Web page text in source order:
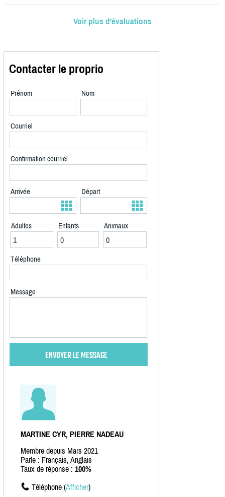
Voir plus d'évaluations
Contacter le proprio
Prénom Nom
Courriel
Confirmation courriel
Arrivée Départ
Adultes Enfants Animaux
Téléphone
Message
MARTINE CYR, PIERRE NADEAU
Membre depuis Mars 2021
Parle : Français, Anglais
Taux de réponse : 100%
Téléphone (Afficher)